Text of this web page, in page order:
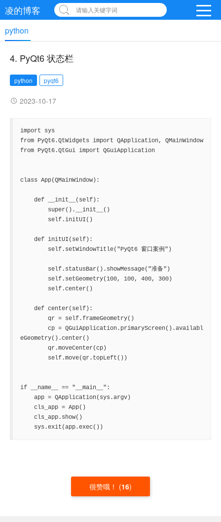
凌的博客 请输入关键字词
python
4. PyQt6 状态栏
python pyqt6
2023-10-17
import sys
from PyQt6.QtWidgets import QApplication, QMainWindow
from PyQt6.QtGui import QGuiApplication
class App(QMainWindow):
def __init__(self):
super().__init__()
self.initUI()
def initUI(self):
self.setWindowTitle("PyQt6 窗口案例")
self.statusBar().showMessage("准备")
self.setGeometry(100, 100, 400, 300)
self.center()
def center(self):
qr = self.frameGeometry()
cp = QGuiApplication.primaryScreen().availabl
eGeometry().center()
qr.moveCenter(cp)
self.move(qr.topLeft())
if __name__ == "__main__":
app = QApplication(sys.argv)
cls_app = App()
cls_app.show()
sys.exit(app.exec())
很赞哦！ (16)